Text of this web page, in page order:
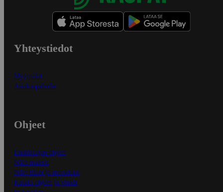
Yhteystiedot
Myymälät
Asiakaspalvelu
Ohjeet
Ensitilaajan ohjeet
Näin maksat
Näin tilaat ja muokkaat
Kaikki ohjeet ja vinkit